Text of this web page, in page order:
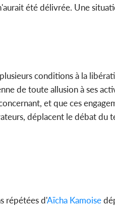
été délivrée. Une
conditions à la
de toute allusion à ses
et que ces
déplacent le débat du
répétées d'Aïcha Kamoise